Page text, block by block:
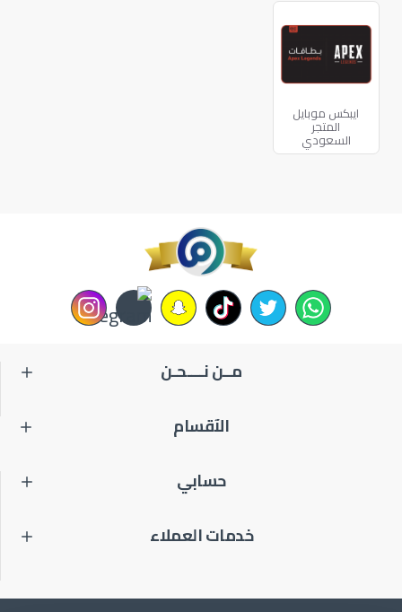
ايبكس موبايل
المتجر
السعودي
مــن نــــحـن
الآقسام
حسابي
خدمات العملاء